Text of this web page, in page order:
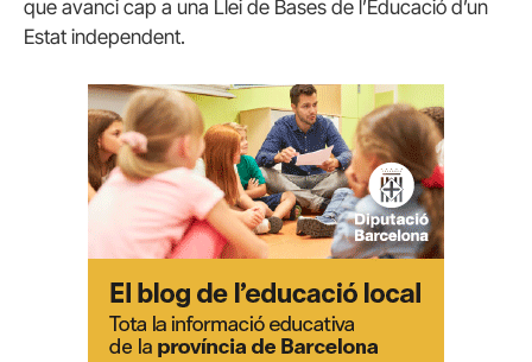
que avanci cap a una Llei de Bases de l’Educació d’un
Estat independent.